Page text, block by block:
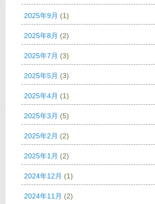
2025年9月 (1)
2025年8月 (2)
2025年7月 (3)
2025年5月 (3)
2025年4月 (1)
2025年3月 (5)
2025年2月 (2)
2025年1月 (2)
2024年12月 (1)
2024年11月 (2)